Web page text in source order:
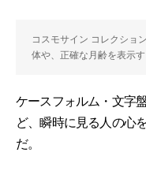
コスモサイン コレクショ
体や、正確な月齢を表示す
ケースフォルム・文字
ど、瞬時に見る人の心
だ。